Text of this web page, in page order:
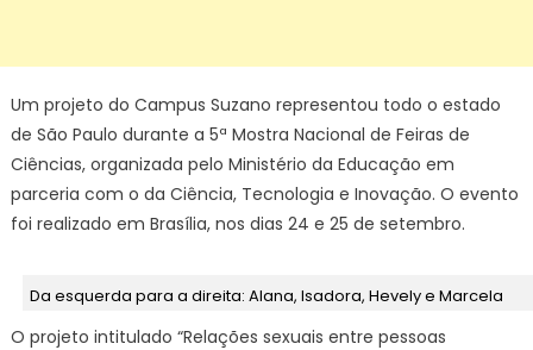
Um projeto do Campus Suzano representou todo o estado
de São Paulo durante a 5ª Mostra Nacional de Feiras de
Ciências, organizada pelo Ministério da Educação em
parceria com o da Ciência, Tecnologia e Inovação. O evento
foi realizado em Brasília, nos dias 24 e 25 de setembro.
Da esquerda para a direita: Alana, Isadora, Hevely e Marcela
O projeto intitulado “Relações sexuais entre pessoas